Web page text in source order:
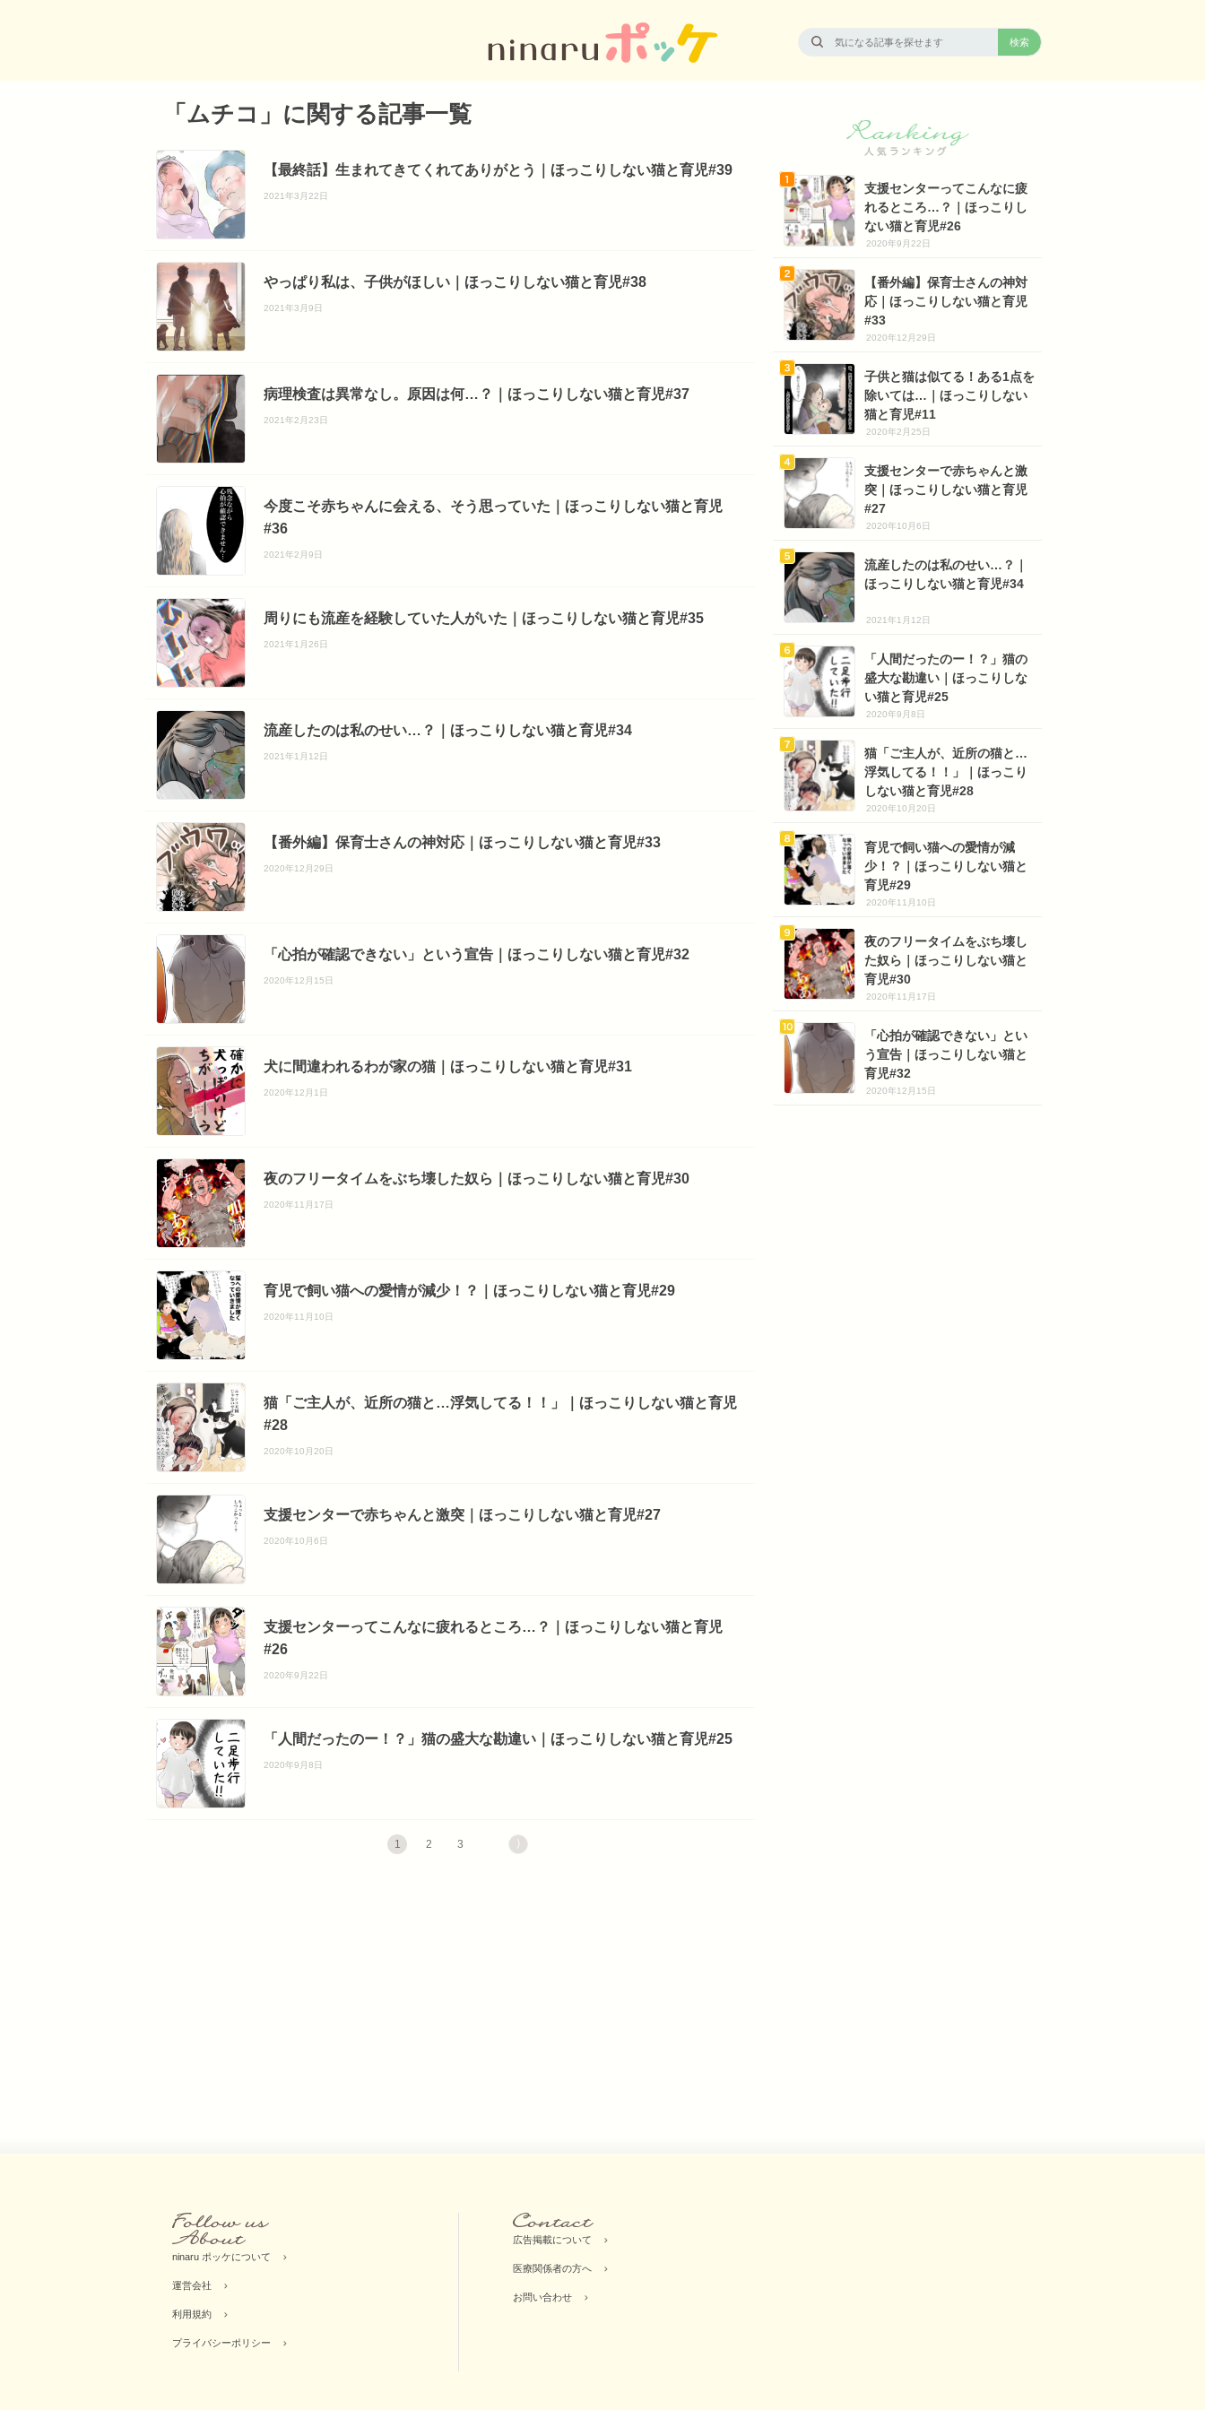
「ムチコ」に関する記事一覧
【最終話】生まれてきてくれてありがとう｜ほっこりしない猫と育児#39
2021年3月22日
やっぱり私は、子供がほしい｜ほっこりしない猫と育児#38
2021年3月9日
病理検査は異常なし。原因は何…？｜ほっこりしない猫と育児#37
2021年2月23日
今度こそ赤ちゃんに会える、そう思っていた｜ほっこりしない猫と育児
#36
2021年2月9日
周りにも流産を経験していた人がいた｜ほっこりしない猫と育児#35
2021年1月26日
流産したのは私のせい…？｜ほっこりしない猫と育児#34
2021年1月12日
【番外編】保育士さんの神対応｜ほっこりしない猫と育児#33
2020年12月29日
「心拍が確認できない」という宣告｜ほっこりしない猫と育児#32
2020年12月15日
犬に間違われるわが家の猫｜ほっこりしない猫と育児#31
2020年12月1日
夜のフリータイムをぶち壊した奴ら｜ほっこりしない猫と育児#30
2020年11月17日
育児で飼い猫への愛情が減少！？｜ほっこりしない猫と育児#29
2020年11月10日
猫「ご主人が、近所の猫と…浮気してる！！」｜ほっこりしない猫と育児
#28
2020年10月20日
支援センターで赤ちゃんと激突｜ほっこりしない猫と育児#27
2020年10月6日
支援センターってこんなに疲れるところ…？｜ほっこりしない猫と育児
#26
2020年9月22日
「人間だったのー！？」猫の盛大な勘違い｜ほっこりしない猫と育児#25
2020年9月8日
1 2 3 ⟩
支援センターってこんなに疲
れるところ…？｜ほっこりし
ない猫と育児#26
2020年9月22日
【番外編】保育士さんの神対
応｜ほっこりしない猫と育児
#33
2020年12月29日
子供と猫は似てる！ある1点を
除いては…｜ほっこりしない
猫と育児#11
2020年2月25日
支援センターで赤ちゃんと激
突｜ほっこりしない猫と育児
#27
2020年10月6日
流産したのは私のせい…？｜
ほっこりしない猫と育児#34
2021年1月12日
「人間だったのー！？」猫の
盛大な勘違い｜ほっこりしな
い猫と育児#25
2020年9月8日
猫「ご主人が、近所の猫と…
浮気してる！！」｜ほっこり
しない猫と育児#28
2020年10月20日
育児で飼い猫への愛情が減
少！？｜ほっこりしない猫と
育児#29
2020年11月10日
夜のフリータイムをぶち壊し
た奴ら｜ほっこりしない猫と
育児#30
2020年11月17日
「心拍が確認できない」とい
う宣告｜ほっこりしない猫と
育児#32
2020年12月15日
ninaru ポッケについて
運営会社
利用規約
プライバシーポリシー
広告掲載について
医療関係者の方へ
お問い合わせ